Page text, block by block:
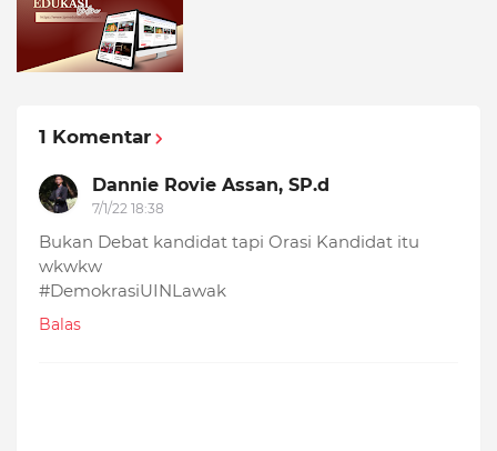
1 Komentar
Dannie Rovie Assan, SP.d
7/1/22 18:38
Bukan Debat kandidat tapi Orasi Kandidat itu
wkwkw
#DemokrasiUINLawak
Balas